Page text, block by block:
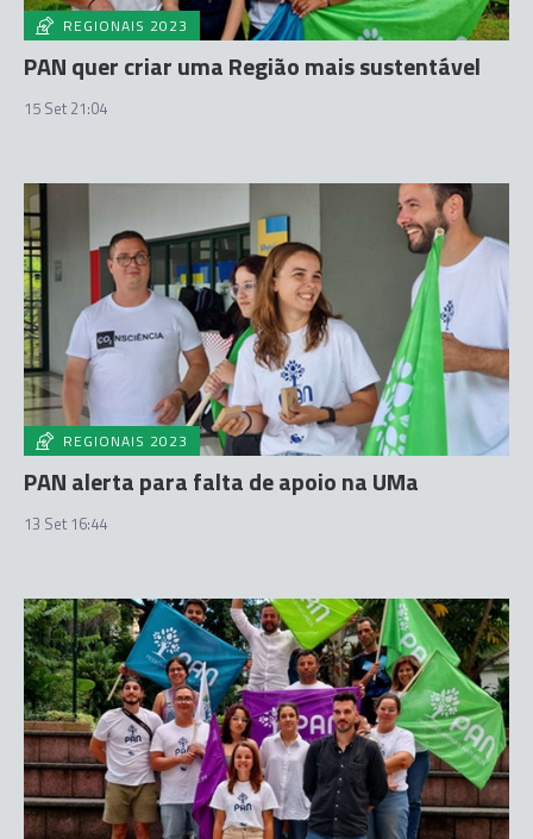
REGIONAIS 2023
PAN quer criar uma Região mais sustentável
15 Set 21:04
REGIONAIS 2023
PAN alerta para falta de apoio na UMa
13 Set 16:44